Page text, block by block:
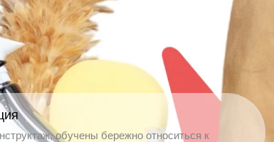
обучены бережно относиться к